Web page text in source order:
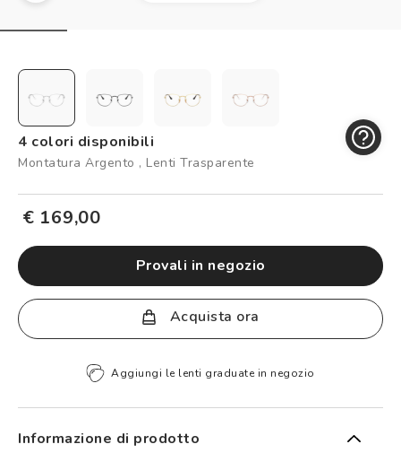
Controllo visivo
Logout
4 colori disponibili
Montatura Argento , Lenti Trasparente
€ 169,00
provali in negozio
Acquista ora
Aggiungi le lenti graduate in negozio
Informazione di prodotto